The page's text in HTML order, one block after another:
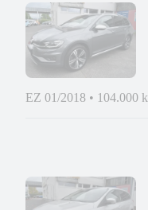
EZ 01/2018 • 104.000